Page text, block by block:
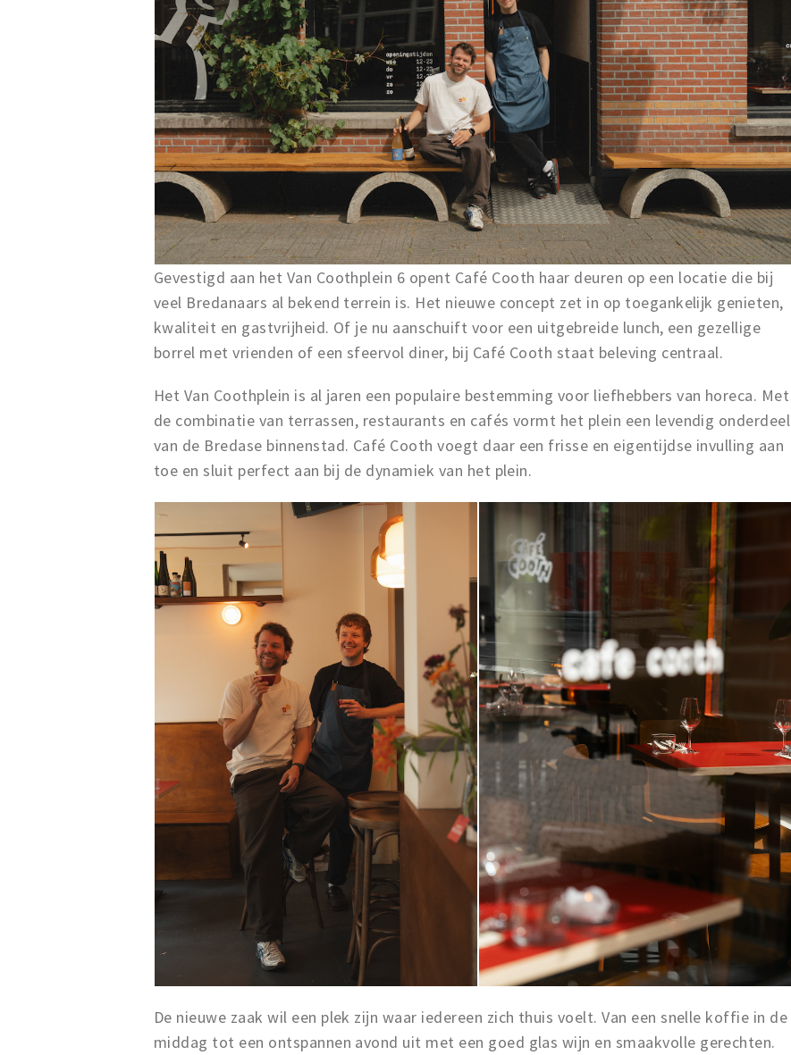
Gevestigd aan het Van Coothplein 6 opent Café Cooth haar deuren op een locatie die bij
veel Bredanaars al bekend terrein is. Het nieuwe concept zet in op toegankelijk genieten,
kwaliteit en gastvrijheid. Of je nu aanschuift voor een uitgebreide lunch, een gezellige
borrel met vrienden of een sfeervol diner, bij Café Cooth staat beleving centraal.
Het Van Coothplein is al jaren een populaire bestemming voor liefhebbers van horeca. Met
de combinatie van terrassen, restaurants en cafés vormt het plein een levendig onderdeel
van de Bredase binnenstad. Café Cooth voegt daar een frisse en eigentijdse invulling aan
toe en sluit perfect aan bij de dynamiek van het plein.
De nieuwe zaak wil een plek zijn waar iedereen zich thuis voelt. Van een snelle koffie in de
middag tot een ontspannen avond uit met een goed glas wijn en smaakvolle gerechten.